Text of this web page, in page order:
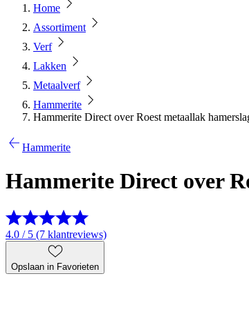
Home
Assortiment
Verf
Lakken
Metaalverf
Hammerite
Hammerite Direct over Roest metaallak
Hammerite
Hammerite Direct over
4.0 / 5 (7 klantreviews)
Opslaan in Favorieten